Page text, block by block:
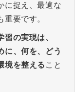
に捉え、最適な
要です。
の実現は、
に、何を、どう
境を整える こと